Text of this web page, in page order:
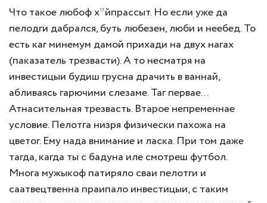
Что такое любоф х*йпрассыт. Но если уже да
пелодги дабрался, буть любезен, люби и неебед. То
есть каг минемум дамой прихади на двух нагах
(паказатель трезвасти). А то несматря на
инвестицыи будиш грусна драчить в ваннай,
абливаясь гарючими слезаме. Таг первае...
Атнасительная трезвасть. Втарое непременнае
условие. Пелотга низря физически пахожа на
цветог. Ему нада внимание и ласка. При том даже
тагда, кагда ты с бадуна иле смотреш футбол.
Многа мужыкоф патиряло сваи пелотги и
саатвецтвенна праипало инвестицыи, с таким